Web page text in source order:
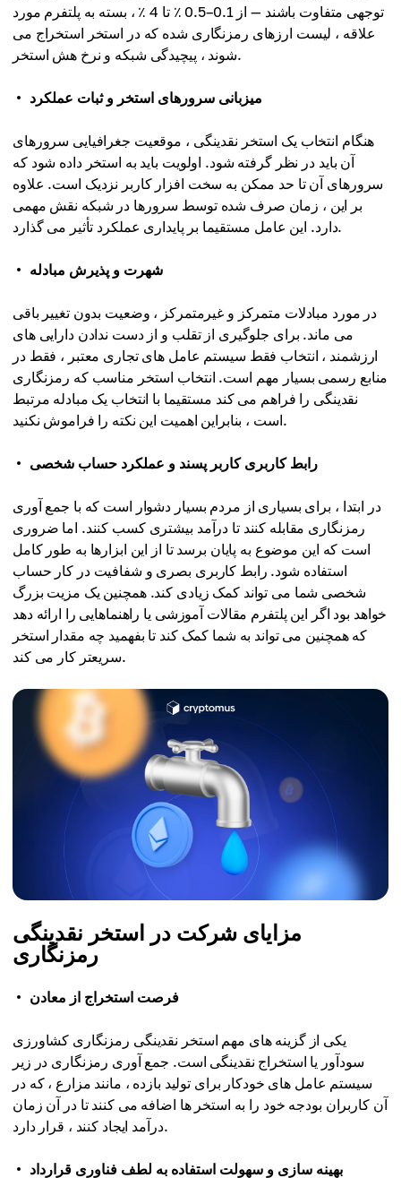
توجهی متفاوت باشند — از 0.1–0.5 ٪ تا 4 ٪ ، بسته به پلتفرم مورد
علاقه ، لیست ارزهای رمزنگاری شده که در استخر استخراج می
شوند ، پیچیدگی شبکه و نرخ هش استخر.
میزبانی سرورهای استخر و ثبات عملکرد
هنگام انتخاب یک استخر نقدینگی ، موقعیت جغرافیایی سرورهای
آن باید در نظر گرفته شود. اولویت باید به استخر داده شود که
سرورهای آن تا حد ممکن به سخت افزار کاربر نزدیک است. علاوه
بر این ، زمان صرف شده توسط سرورها در شبکه نقش مهمی
دارد. این عامل مستقیما بر پایداری عملکرد تأثیر می گذارد.
شهرت و پذیرش مبادله
در مورد مبادلات متمرکز و غیرمتمرکز ، وضعیت بدون تغییر باقی
می ماند. برای جلوگیری از تقلب و از دست ندادن دارایی های
ارزشمند ، انتخاب فقط سیستم عامل های تجاری معتبر ، فقط در
منابع رسمی بسیار مهم است. انتخاب استخر مناسب که رمزنگاری
نقدینگی را فراهم می کند مستقیما با انتخاب یک مبادله مرتبط
است ، بنابراین اهمیت این نکته را فراموش نکنید.
رابط کاربری کاربر پسند و عملکرد حساب شخصی
در ابتدا ، برای بسیاری از مردم بسیار دشوار است که با جمع آوری
رمزنگاری مقابله کنند تا درآمد بیشتری کسب کنند. اما ضروری
است که این موضوع به پایان برسد تا از این ابزارها به طور کامل
استفاده شود. رابط کاربری بصری و شفافیت در کار حساب
شخصی شما می تواند کمک زیادی کند. همچنین یک مزیت بزرگ
خواهد بود اگر این پلتفرم مقالات آموزشی یا راهنماهایی را ارائه دهد
که همچنین می تواند به شما کمک کند تا بفهمید چه مقدار استخر
سریعتر کار می کند.
مزایای شرکت در استخر نقدینگی
رمزنگاری
فرصت استخراج از معادن
یکی از گزینه های مهم استخر نقدینگی رمزنگاری کشاورزی
سودآور یا استخراج نقدینگی است. جمع آوری رمزنگاری در زیر
سیستم عامل های خودکار برای تولید بازده ، مانند مزارع ، که در
آن کاربران بودجه خود را به استخر ها اضافه می کنند تا در آن زمان
درآمد ایجاد کنند ، قرار دارد.
بهینه سازی و سهولت استفاده به لطف فناوری قرارداد